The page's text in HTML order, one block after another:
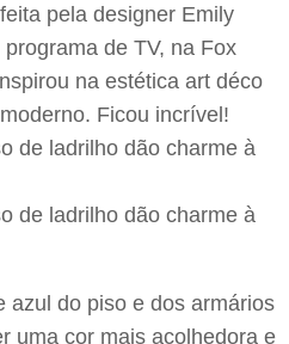
pela designer Emily
de TV, na Fox
na estética art déco
Ficou incrível!
azul do piso e dos armários
uma cor mais acolhedora e